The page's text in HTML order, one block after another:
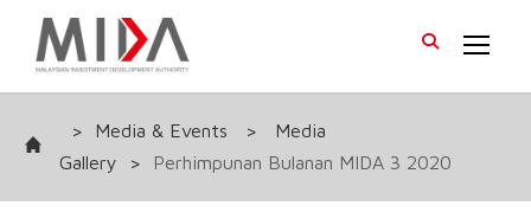
> Media & Events >
Media
Gallery
> Perhimpunan Bulanan MIDA 3 2020